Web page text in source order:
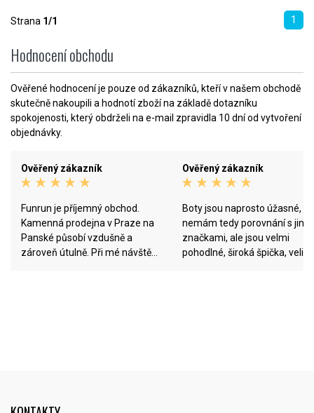
Strana 1/1 1
Hodnocení obchodu
Ověřené hodnocení je pouze od zákazníků, kteří v našem obchodě
skutečně nakoupili a hodnotí zboží na základě dotazníku
spokojenosti, který obdrželi na e-mail zpravidla 10 dní od vytvoření
objednávky.
Ověřený zákazník
Funrun je příjemný obchod.
Kamenná prodejna v Praze na
Panské působí vzdušně a
zároveň útulně. Při mé návštěvě
Ověřený zákazník
Boty jsou naprosto úžasné,
nemám tedy porovnání s
značkami, ale jsou velmi
pohodlné, široká špička,